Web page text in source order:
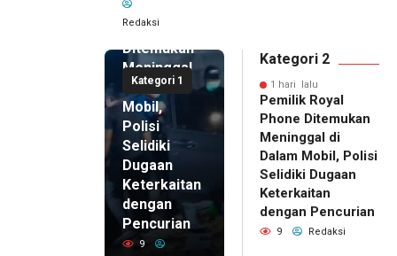
Redaksi
Kategori 1
Royal
Phone
Ditemukan
Meninggal
di Dalam
Mobil,
Polisi
Selidiki
Dugaan
Keterkaitan
dengan
Pencurian
9
Kategori 2
1 hari lalu
Pemilik Royal
Phone Ditemukan
Meninggal di
Dalam Mobil, Polisi
Selidiki Dugaan
Keterkaitan
dengan Pencurian
9 Redaksi